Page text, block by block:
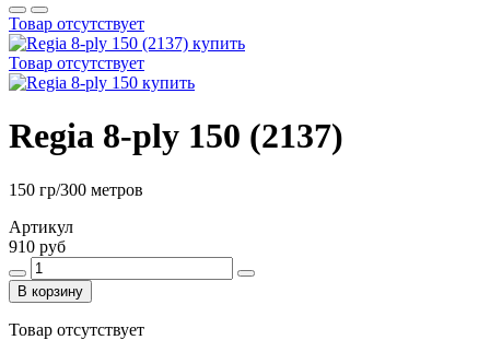
Товар отсутствует
Товар отсутствует
Regia 8-ply 150 (2137)
150 гр/300 метров
Артикул
910 руб
В корзину
Товар отсутствует